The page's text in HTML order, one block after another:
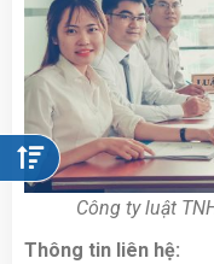
Công ty luật
Thông tin liên hệ: